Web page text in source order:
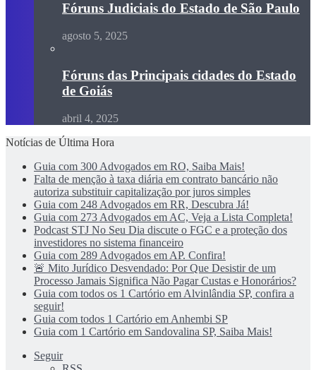
Fóruns Judiciais do Estado de São Paulo
agosto 5, 2025
Fóruns das Principais cidades do Estado
de Goiás
abril 4, 2025
Notícias de Última Hora
Guia com 300 Advogados em RO, Saiba Mais!
Falta de menção à taxa diária em contrato bancário não
autoriza substituir capitalização por juros simples
Guia com 248 Advogados em RR, Descubra Já!
Guia com 273 Advogados em AC, Veja a Lista Completa!
Podcast STJ No Seu Dia discute o FGC e a proteção dos
investidores no sistema financeiro
Guia com 289 Advogados em AP. Confira!
🚨 Mito Jurídico Desvendado: Por Que Desistir de um
Processo Jamais Significa Não Pagar Custas e Honorários?
Guia com todos os 1 Cartório em Alvinlândia SP, confira a
seguir!
Guia com todos 1 Cartório em Anhembi SP
Guia com 1 Cartório em Sandovalina SP, Saiba Mais!
Seguir